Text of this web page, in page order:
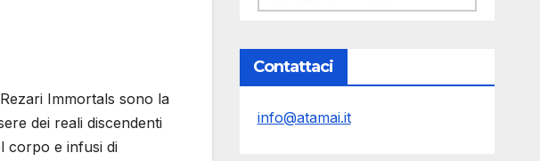
Immortals sono la
dei reali discendenti
corpo e infusi di
Contattaci
info@atamai.it